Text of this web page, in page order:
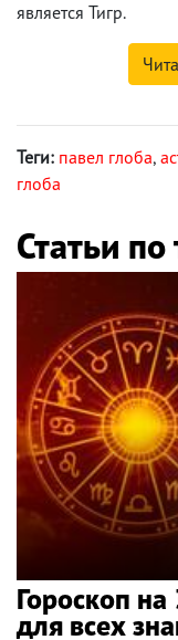
является Тигр.
Теги: павел глоба,
глоба
Статьи
Гороскоп
для всех